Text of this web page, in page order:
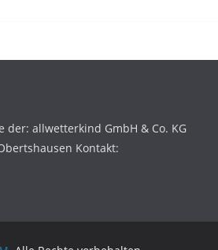
der: allwetterkind GmbH & Co. KG
Kontakt: